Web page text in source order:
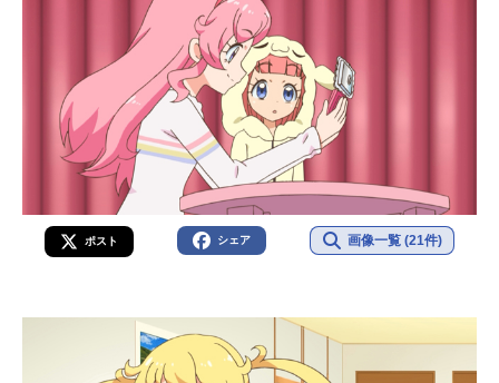
ポスト シェア 画像一覧 (21件)